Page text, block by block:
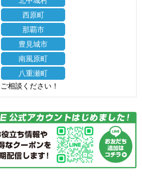
西原町
那覇市
豊見城市
南風原町
八重瀬町
相談ください！